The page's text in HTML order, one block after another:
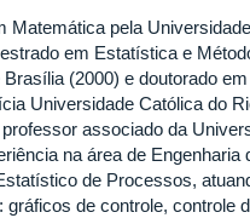
Matemática pela
em Estatística e
(2000) e doutorado
Universidade Católica do
associado da
na área de Engenharia
de Processos,
de controle, controle